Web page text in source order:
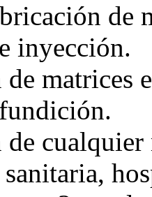
de
inyección.
matrices
de